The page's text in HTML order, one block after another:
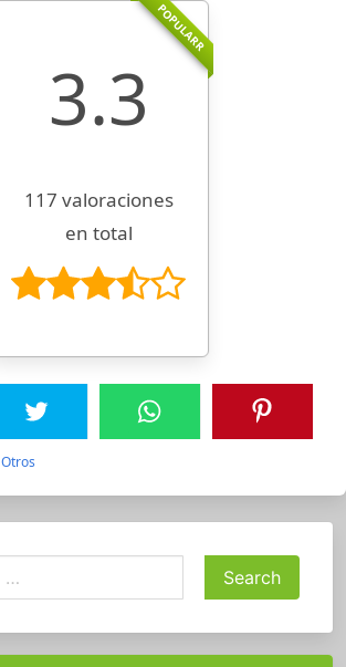
POPULARR
3.3
117 valoraciones
en total
Otros